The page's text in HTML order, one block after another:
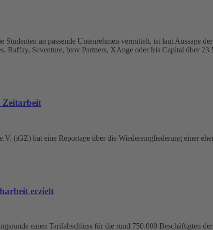
an passende Untenrehmen vermittelt, ist laut Aussage
Raffay, Seventure, btov Partners, XAnge oder Iris Capital über
Zeitarbeit
(iGZ) hat eine Reportage über die Wiedereingliederung einer
erzielt
einen Tarifabschluss für die rund 750.000 Beschäftigten